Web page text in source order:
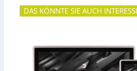
B
a
l
b
u
n
g
e
i
DAS KÖNNTE SIE AUCH